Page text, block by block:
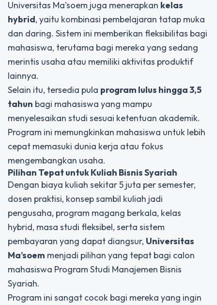
Universitas Ma’soem juga menerapkan kelas
hybrid, yaitu kombinasi pembelajaran tatap muka
dan daring. Sistem ini memberikan fleksibilitas bagi
mahasiswa, terutama bagi mereka yang sedang
merintis usaha atau memiliki aktivitas produktif
lainnya.
Selain itu, tersedia pula program lulus hingga 3,5
tahun bagi mahasiswa yang mampu
menyelesaikan studi sesuai ketentuan akademik.
Program ini memungkinkan mahasiswa untuk lebih
cepat memasuki dunia kerja atau fokus
mengembangkan usaha.
Pilihan Tepat untuk Kuliah Bisnis Syariah
Dengan biaya kuliah sekitar 5 juta per semester,
dosen praktisi, konsep sambil kuliah jadi
pengusaha, program magang berkala, kelas
hybrid, masa studi fleksibel, serta sistem
pembayaran yang dapat diangsur, Universitas
Ma’soem menjadi pilihan yang tepat bagi calon
mahasiswa Program Studi Manajemen Bisnis
Syariah.
Program ini sangat cocok bagi mereka yang ingin